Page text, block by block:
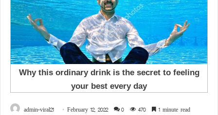
admin-viral21 February 12, 2022 0 470 1 minute read